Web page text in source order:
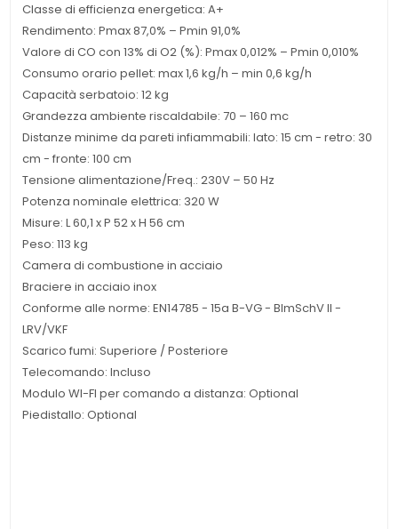
Classe di efficienza energetica: A+
Rendimento: Pmax 87,0% – Pmin 91,0%
Valore di CO con 13% di O2 (%): Pmax 0,012% – Pmin 0,010%
Consumo orario pellet: max 1,6 kg/h – min 0,6 kg/h
Capacità serbatoio: 12 kg
Grandezza ambiente riscaldabile: 70 – 160 mc
Distanze minime da pareti infiammabili: lato: 15 cm - retro: 30
cm - fronte: 100 cm
Tensione alimentazione/Freq.: 230V – 50 Hz
Potenza nominale elettrica: 320 W
Misure: L 60,1 x P 52 x H 56 cm
Peso: 113 kg
Camera di combustione in acciaio
Braciere in acciaio inox
Conforme alle norme: EN14785 - 15a B-VG - BImSchV II -
LRV/VKF
Scarico fumi: Superiore / Posteriore
Telecomando: Incluso
Modulo WI-FI per comando a distanza: Optional
Piedistallo: Optional